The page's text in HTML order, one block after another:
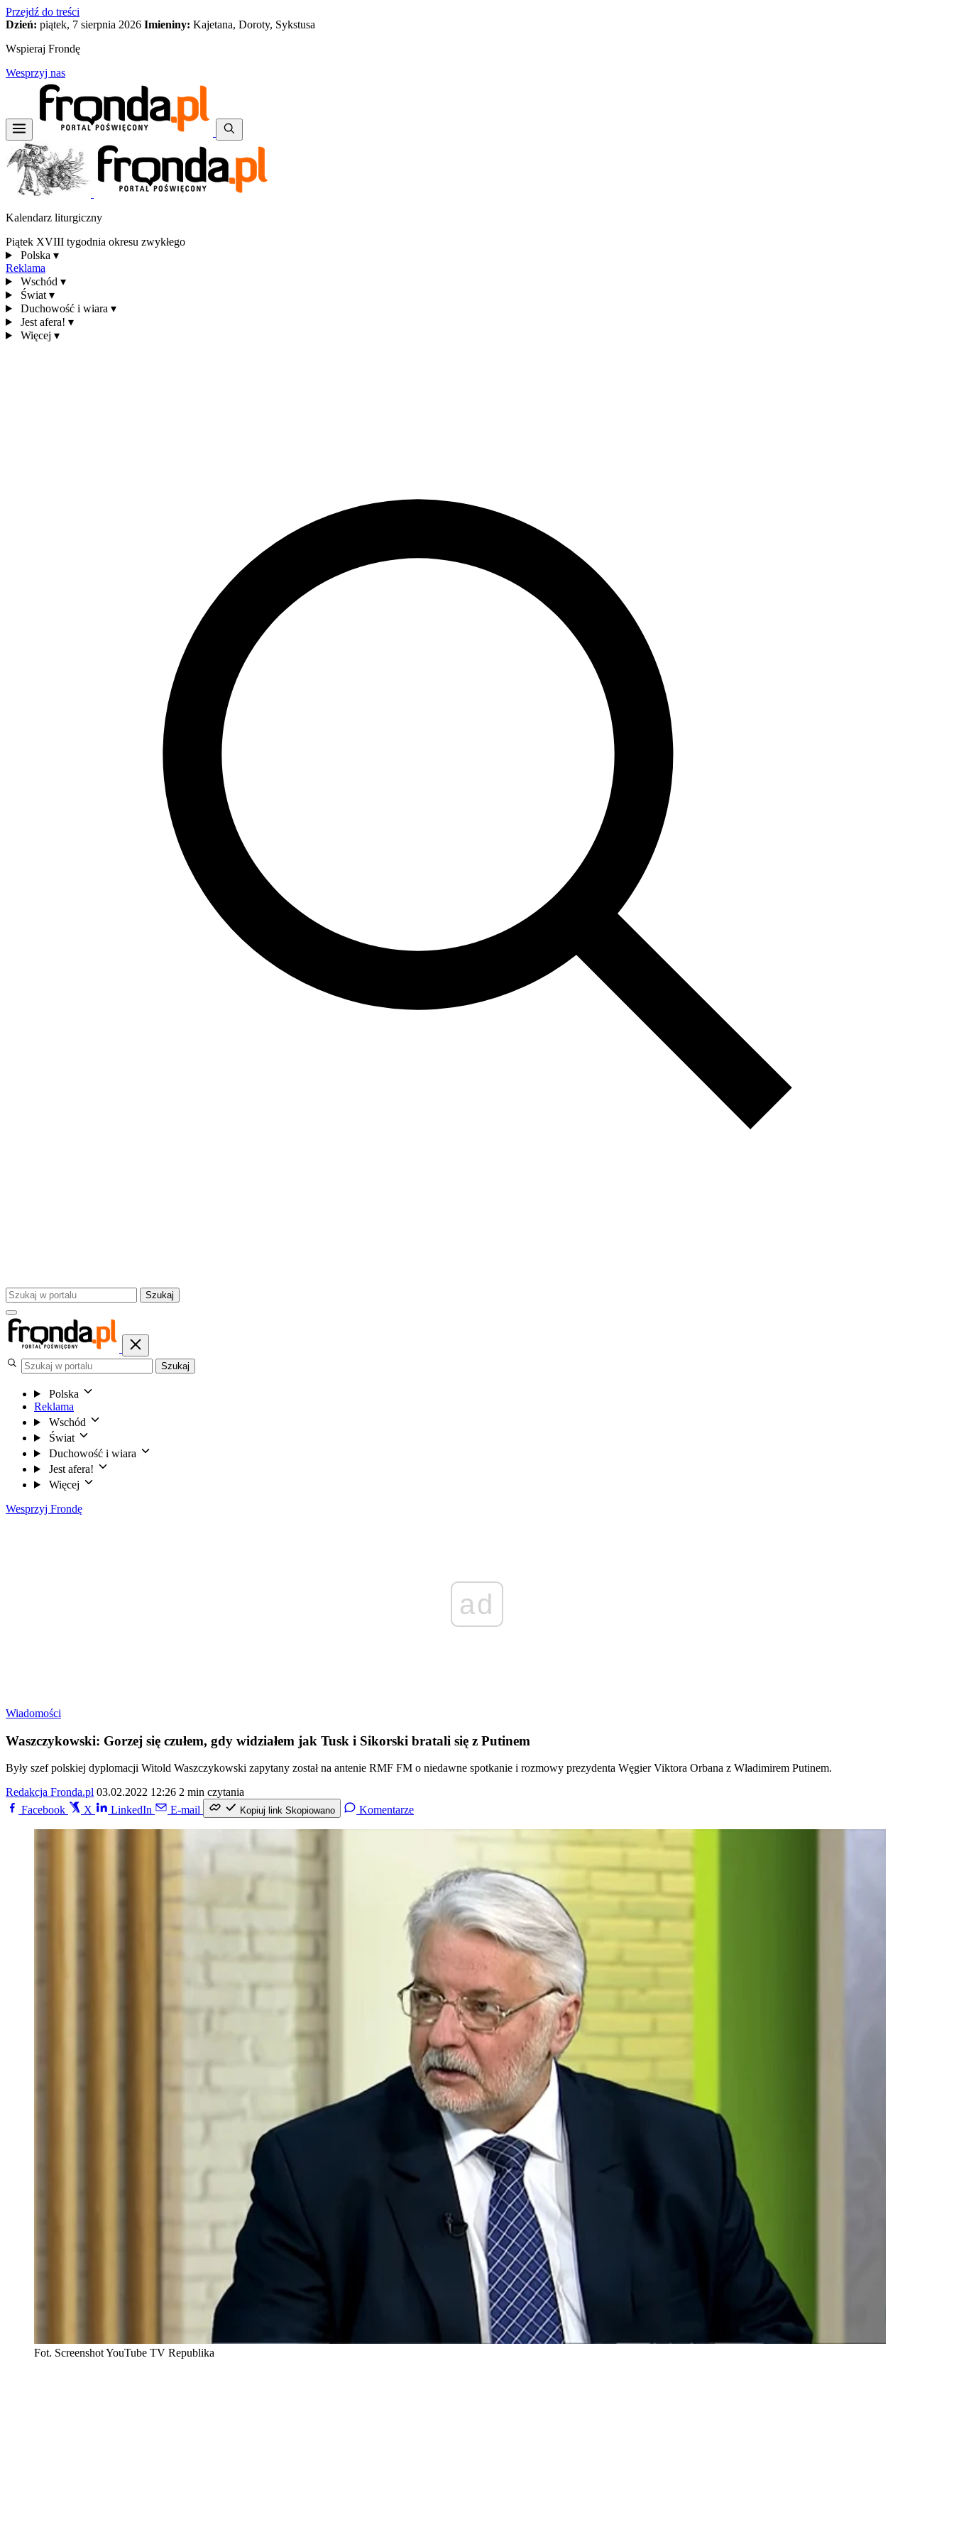
Przejdź do treści
Dzień: piątek, 7 sierpnia 2026 Imieniny: Kajetana, Doroty, Sykstusa
Wspieraj Frondę
Wesprzyj nas
Kalendarz liturgiczny
Piątek XVIII tygodnia okresu zwykłego
Polska ▾
Reklama
Wschód ▾
Świat ▾
Duchowość i wiara ▾
Jest afera! ▾
Więcej ▾
Szukaj
Szukaj
Polska
Reklama
Wschód
Świat
Duchowość i wiara
Jest afera!
Więcej
Wesprzyj Frondę
ad
Wiadomości
Waszczykowski: Gorzej się czułem, gdy widziałem jak Tusk i Sikorski bratali się z Putinem
Były szef polskiej dyplomacji Witold Waszczykowski zapytany został na antenie RMF FM o niedawne spotkanie i rozmowy prezydenta Węgier Viktora Orbana z Władimirem Putinem.
Redakcja Fronda.pl 03.02.2022 12:26 2 min czytania
Facebook
X LinkedIn E-mail Kopiuj link Skopiowano Komentarze
Fot. Screenshot YouTube TV Republika